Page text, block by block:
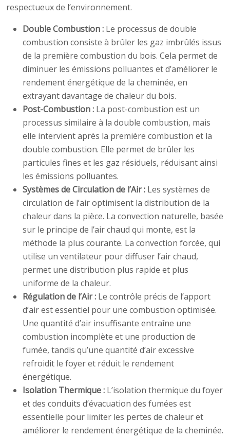
respectueux de l’environnement.
Double Combustion : Le processus de double
combustion consiste à brûler les gaz imbrûlés issus
de la première combustion du bois. Cela permet de
diminuer les émissions polluantes et d’améliorer le
rendement énergétique de la cheminée, en
extrayant davantage de chaleur du bois.
Post-Combustion : La post-combustion est un
processus similaire à la double combustion, mais
elle intervient après la première combustion et la
double combustion. Elle permet de brûler les
particules fines et les gaz résiduels, réduisant ainsi
les émissions polluantes.
Systèmes de Circulation de l’Air : Les systèmes de
circulation de l’air optimisent la distribution de la
chaleur dans la pièce. La convection naturelle, basée
sur le principe de l’air chaud qui monte, est la
méthode la plus courante. La convection forcée, qui
utilise un ventilateur pour diffuser l’air chaud,
permet une distribution plus rapide et plus
uniforme de la chaleur.
Régulation de l’Air : Le contrôle précis de l’apport
d’air est essentiel pour une combustion optimisée.
Une quantité d’air insuffisante entraîne une
combustion incomplète et une production de
fumée, tandis qu’une quantité d’air excessive
refroidit le foyer et réduit le rendement
énergétique.
Isolation Thermique : L’isolation thermique du foyer
et des conduits d’évacuation des fumées est
essentielle pour limiter les pertes de chaleur et
améliorer le rendement énergétique de la cheminée.